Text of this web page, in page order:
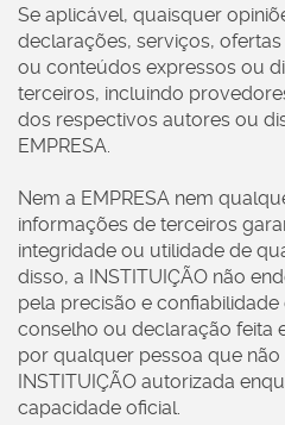
Se aplicável, quaisquer
declarações, serviços,
ou conteúdos expressos ou
terceiros, incluindo
dos respectivos autores ou
EMPRESA.
Nem a EMPRESA nem
informações de terceiros
integridade ou utilidade de
disso, a INSTITUIÇÃO não
pela precisão e
conselho ou declaração feita
por qualquer pessoa que não
INSTITUIÇÃO autorizada
capacidade oficial.